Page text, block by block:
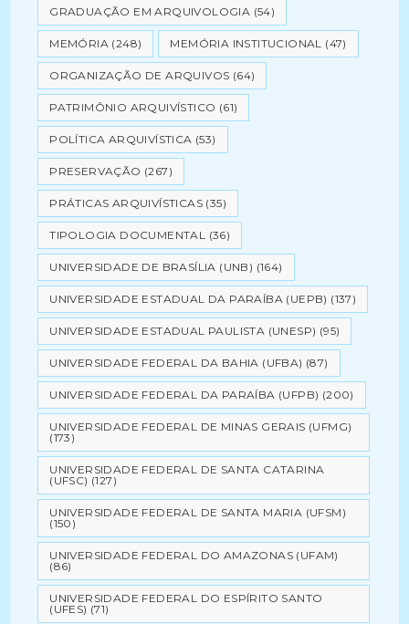
GRADUAÇÃO EM ARQUIVOLOGIA (54)
MEMÓRIA (248) MEMÓRIA INSTITUCIONAL (47)
ORGANIZAÇÃO DE ARQUIVOS (64)
PATRIMÔNIO ARQUIVÍSTICO (61)
POLÍTICA ARQUIVÍSTICA (53)
PRESERVAÇÃO (267)
PRÁTICAS ARQUIVÍSTICAS (35)
TIPOLOGIA DOCUMENTAL (36)
UNIVERSIDADE DE BRASÍLIA (UNB) (164)
UNIVERSIDADE ESTADUAL DA PARAÍBA (UEPB) (137)
UNIVERSIDADE ESTADUAL PAULISTA (UNESP) (95)
UNIVERSIDADE FEDERAL DA BAHIA (UFBA) (87)
UNIVERSIDADE FEDERAL DA PARAÍBA (UFPB) (200)
UNIVERSIDADE FEDERAL DE MINAS GERAIS (UFMG)
(173)
UNIVERSIDADE FEDERAL DE SANTA CATARINA
(UFSC) (127)
UNIVERSIDADE FEDERAL DE SANTA MARIA (UFSM)
(150)
UNIVERSIDADE FEDERAL DO AMAZONAS (UFAM)
(86)
UNIVERSIDADE FEDERAL DO ESPÍRITO SANTO
(UFES) (71)